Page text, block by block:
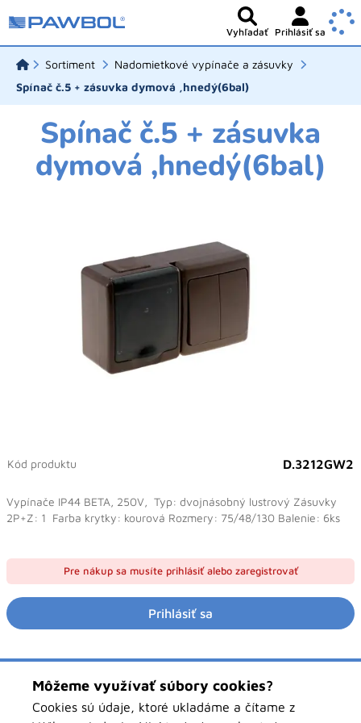
Vyhľadať Prihlásiť sa
Sortiment
Nadomietkové vypínače a zásuvky
Spínač č.5 + zásuvka dymová ,hnedý(6bal)
Spínač č.5 + zásuvka
dymová ,hnedý(6bal)
Kód produktu D.3212GW2
Vypínače IP44 BETA, 250V, Typ: dvojnásobný lustrový Zásuvky
2P+Z: 1 Farba krytky: kourová Rozmery: 75/48/130 Balenie: 6ks
Pre nákup sa musíte prihlásiť alebo zaregistrovať
Prihlásiť sa
Popis
Môžeme využívať súbory cookies?
Cookies sú údaje, ktoré ukladáme a čítame z